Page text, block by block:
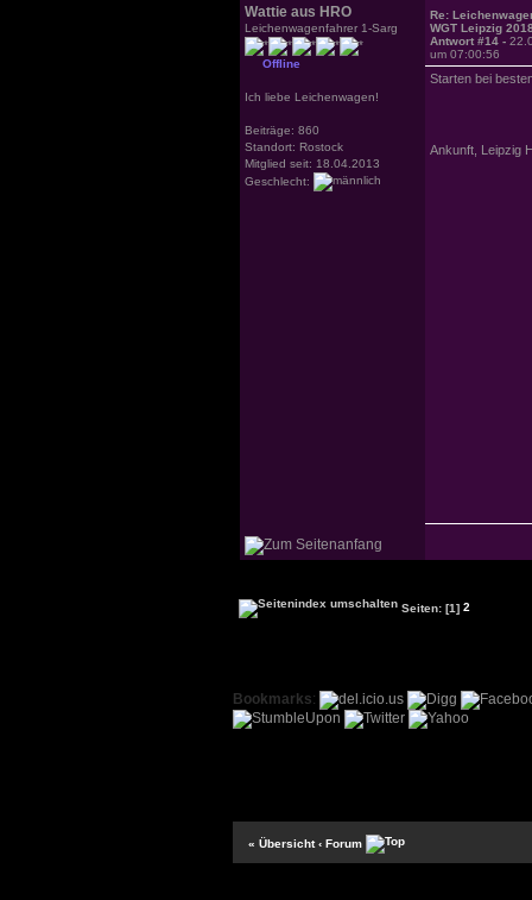
Wattie aus HRO
Leichenwagenfahrer 1-Sarg
Offline
Ich liebe Leichenwagen!
Beiträge: 860
Standort: Rostock
Mitglied seit: 18.04.2013
Geschlecht:
Re:
WGT Leipzig
Antwort #14 -
um 07:00:56
Starten bei
Ankunft, Leipzig
Seiten: [1] 2
Bookmarks:
« Übersicht ‹ Forum